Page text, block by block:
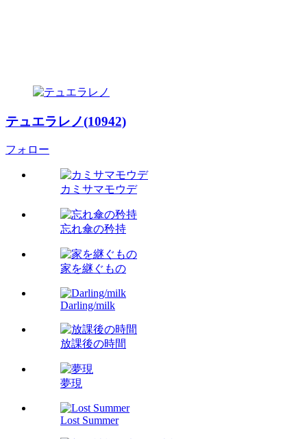
テュエラレノ(10942)
フォロー
カミサマモウデ
忘れ傘の矜持
家を継ぐもの
Darling/milk
放課後の時間
夢現
Lost Summer